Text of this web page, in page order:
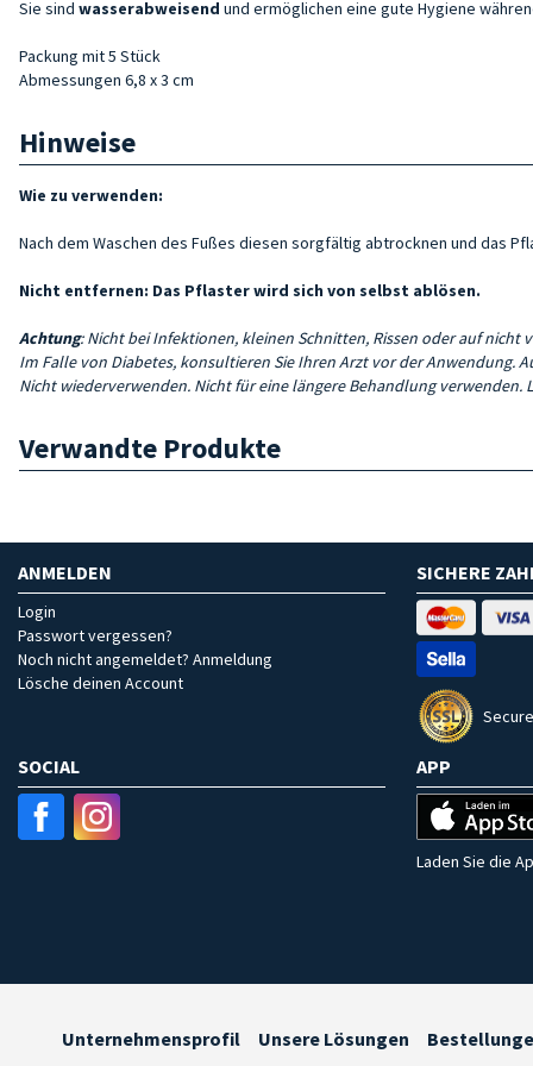
Sie sind wasserabweisend und ermöglichen eine gute Hygiene
Packung mit 5 Stück
Abmessungen 6,8 x 3 cm
Hinweise
Wie zu verwenden:
Nach dem Waschen des Fußes diesen sorgfältig abtrocknen und das
Nicht entfernen: Das Pflaster wird sich von selbst ablösen.
Achtung: Nicht bei Infektionen, kleinen Schnitten, Rissen oder auf nicht
Im Falle von Diabetes, konsultieren Sie Ihren Arzt vor der Anwendung.
Nicht wiederverwenden. Nicht für eine längere Behandlung
Verwandte Produkte
ANMELDEN
Login
Passwort vergessen?
Noch nicht angemeldet? Anmeldung
Lösche deinen Account
SICHERE
SOCIAL APP
Laden Sie die
Unternehmensprofil Unsere Lösungen